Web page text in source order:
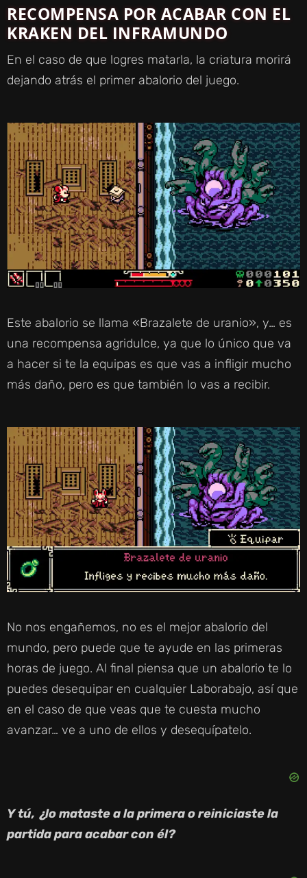
RECOMPENSA POR ACABAR CON EL
KRAKEN DEL INFRAMUNDO
En el caso de que logres matarla, la criatura morirá
dejando atrás el primer abalorio del juego.
Este abalorio se llama «Brazalete de uranio», y… es
una recompensa agridulce, ya que lo único que va
a hacer si te la equipas es que vas a infligir mucho
más daño, pero es que también lo vas a recibir.
No nos engañemos, no es el mejor abalorio del
mundo, pero puede que te ayude en las primeras
horas de juego. Al final piensa que un abalorio te lo
puedes desequipar en cualquier Laborabajo, así que
en el caso de que veas que te cuesta mucho
avanzar… ve a uno de ellos y desequípatelo.
Y tú, ¿lo mataste a la primera o reiniciaste la
partida para acabar con él?